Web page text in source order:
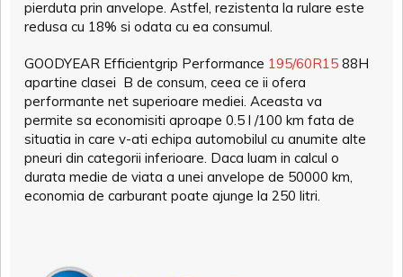
pierduta prin anvelope. Astfel, rezistenta la rulare este
redusa cu 18% si odata cu ea consumul.
GOODYEAR Efficientgrip Performance 195/60R15 88H
apartine clasei B de consum, ceea ce ii ofera
performante net superioare mediei. Aceasta va
permite sa economisiti aproape 0.5 l /100 km fata de
situatia in care v-ati echipa automobilul cu anumite alte
pneuri din categorii inferioare. Daca luam in calcul o
durata medie de viata a unei anvelope de 50000 km,
economia de carburant poate ajunge la 250 litri.